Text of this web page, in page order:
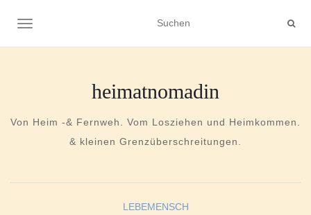
NAVIGATION UMSCHALTEN
heimatnomadin
Von Heim -& Fernweh. Vom Losziehen und Heimkommen.
& kleinen Grenzüberschreitungen.
LEBEMENSCH